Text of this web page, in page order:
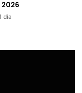
2026
día